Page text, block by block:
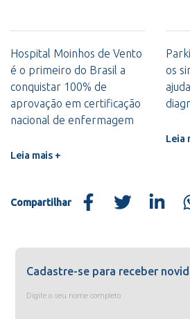
Hospital Moinhos de Vento
é o primeiro do Brasil a
conquistar 100% de
aprovação em certificação
nacional de enfermagem
Leia mais +
os
Leia
Compartilhar
Cadastre-se para receber
Digite o seu nome completo